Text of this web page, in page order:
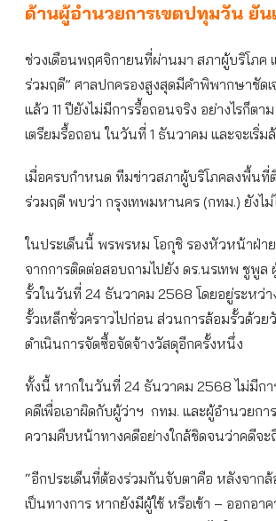
ด้านผู้อำนวยการเขตปทุมวัน ยัน
ช่วงเดือนพฤศจิกายนที่ผ่านมา สภาผู้บริโภค
ร่วมฤดี” ศาลปกครองสูงสุดมีคำพิพากษาชัด
แล้ว 11 ปียังไม่มีการรื้อถอนจริง อย่างไรก็ต
เตรียมรื้อถอน ในวันที่ 1 ธันวาคม และจะเ
เมื่อครบกำหนด ทีมข่าวสภาผู้บริโภคลงพื้นที่
ร่วมฤดี พบว่า กรุงเทพมหานคร (กทม.) ยังไม่
ในประเด็นนี้ พรพรหม โอกุชิ รองหัวหน้าฝ่า
จากการติดต่อสอบถามไปยัง ดร.นรเทพ ชูพูล
รั้วในวันที่ 24 ธันวาคม 2568 โดยอยู่ระหว่
รั้วเหล็กชั่วคราวไปก่อน ส่วนการล้อมรั้วด้ว
ดำเนินการจัดซื้อจัดจ้างวัสดุอีกครั้งหนึ่ง
ทั้งนี้ หากในวันที่ 24 ธันวาคม 2568 ไม่มีก
คดีเพื่อเอาผิดกับผู้ว่าฯ กทม. และผู้อำนวยก
ความคืบหน้าทางคดีอย่างใกล้ชิดจนว่าคดีจะ
“อีกประเด็นที่ต้องร่วมกันจับตาคือ หลังจาก
เป็นทางการ หากยังมีผู้ใช้ หรือเข้า – ออกอ